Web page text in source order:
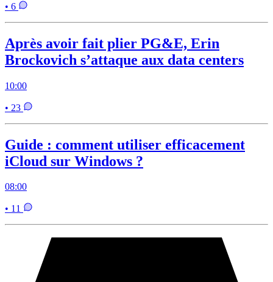
• 6
Après avoir fait plier PG&E, Erin
Brockovich s’attaque aux data centers
10:00
• 23
Guide : comment utiliser efficacement
iCloud sur Windows ?
08:00
• 11